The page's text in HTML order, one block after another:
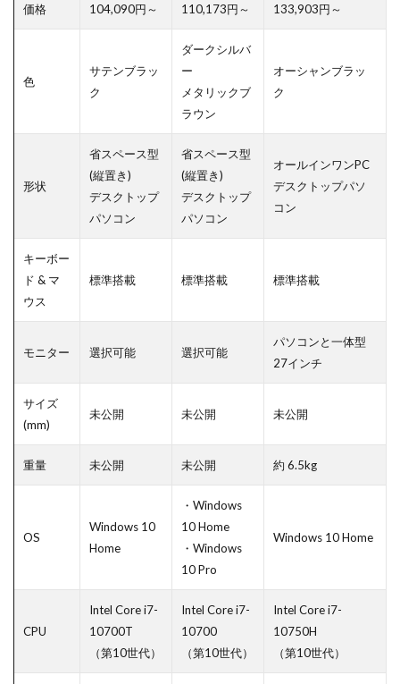
価格 104,090円～ 110,173円～ 133,903円～
色
サテンブラッ
ク
ダークシルバ
ー
メタリックブ
ラウン
オーシャンブラッ
ク
形状
省スペース型
(縦置き)
デスクトップ
パソコン
省スペース型
(縦置き)
デスクトップ
パソコン
オールインワンPC
デスクトップパソ
コン
キーボー
ド & マ
ウス
標準搭載 標準搭載 標準搭載
モニター 選択可能 選択可能
パソコンと一体型
27インチ
サイズ
(mm)
未公開 未公開 未公開
重量 未公開 未公開 約 6.5kg
OS
Windows 10
Home
・Windows
10 Home
・Windows
10 Pro
Windows 10 Home
CPU
Intel Core i7-
10700T
（第10世代）
Intel Core i7-
10700
（第10世代）
Intel Core i7-
10750H
（第10世代）